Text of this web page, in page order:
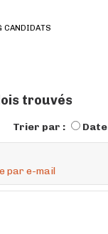
CANDIDATS
trouvés
Trier par : Date
par e-mail